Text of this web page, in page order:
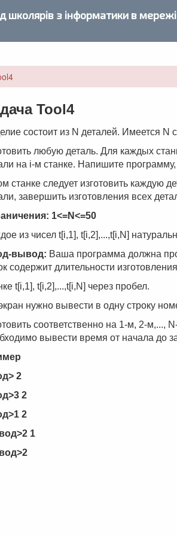
школярів з інформатики в
Tool4
состоит из N деталей. Имеется
любую деталь. Для каждых
на i-м станке. Напишите
станке следует изготовить каждую
завершить изготовления всех
1<=N<=50
из чисел t[i,1], t[i,2],...,t[i,N]
вывод: Ваша программа должна
содержит длительности
t[i,1], t[i,2],...,t[i,N] через пробел.
нужно вывести в одну строку
соответственно на 1-м, 2-
вывести время от начала до
2
2
2
1